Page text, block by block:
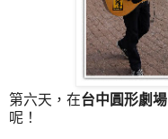
第六天，在台中圓形劇場
呢！